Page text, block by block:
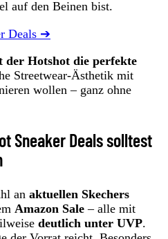
auf den Beinen bist.
Deals ➔
der Hotshot die perfekte
Streetwear-Ästhetik mit
wollen – ganz ohne
Sneaker Deals solltest
an aktuellen Skechers
Amazon Sale – alle mit
deutlich unter UVP.